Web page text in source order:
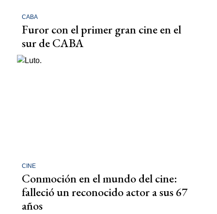
CABA
Furor con el primer gran cine en el
sur de CABA
CINE
Conmoción en el mundo del cine:
falleció un reconocido actor a sus 67
años